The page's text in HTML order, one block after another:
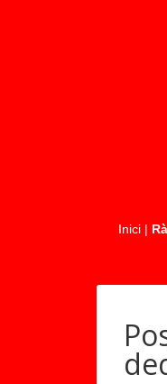
Inici |